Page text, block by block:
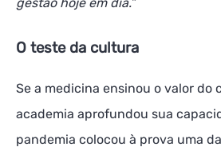
O teste da cultura
Se a medicina ensinou o valor do
academia aprofundou sua
pandemia colocou à prova uma